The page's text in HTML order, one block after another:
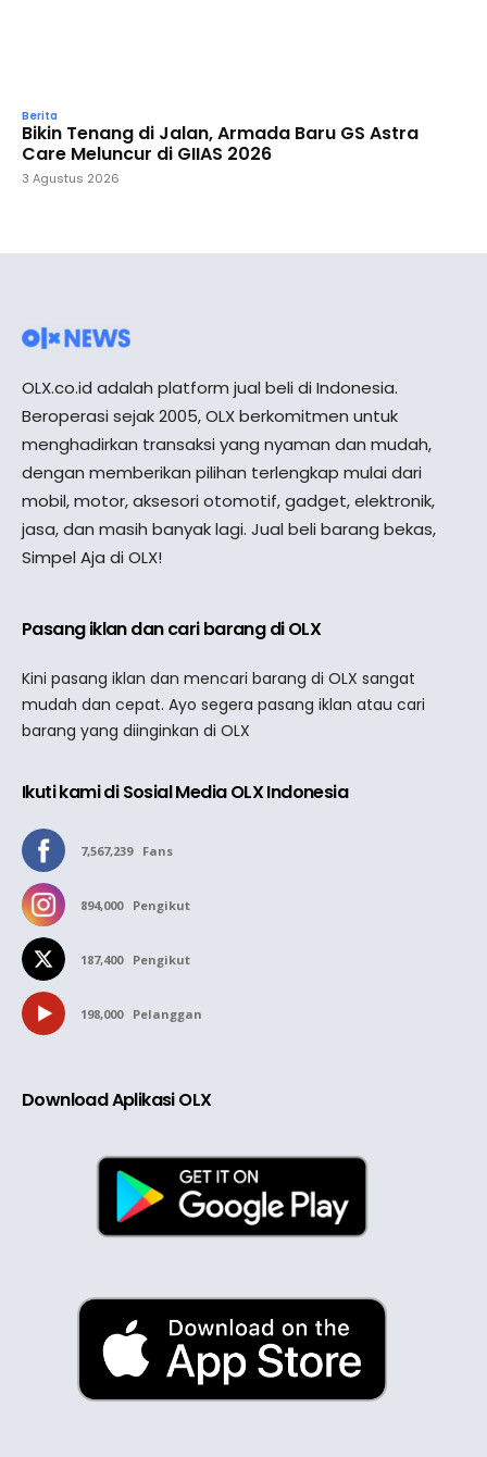
Berita
Bikin Tenang di Jalan, Armada Baru GS Astra
Care Meluncur di GIIAS 2026
3 Agustus 2026
OLX.co.id adalah platform jual beli di Indonesia.
Beroperasi sejak 2005, OLX berkomitmen untuk
menghadirkan transaksi yang nyaman dan mudah,
dengan memberikan pilihan terlengkap mulai dari
mobil, motor, aksesori otomotif, gadget, elektronik,
jasa, dan masih banyak lagi. Jual beli barang bekas,
Simpel Aja di OLX!
Pasang iklan dan cari barang di OLX
Kini pasang iklan dan mencari barang di OLX sangat
mudah dan cepat. Ayo segera pasang iklan atau cari
barang yang diinginkan di OLX
Ikuti kami di Sosial Media OLX Indonesia
7,567,239 Fans
894,000 Pengikut
187,400 Pengikut
198,000 Pelanggan
Download Aplikasi OLX